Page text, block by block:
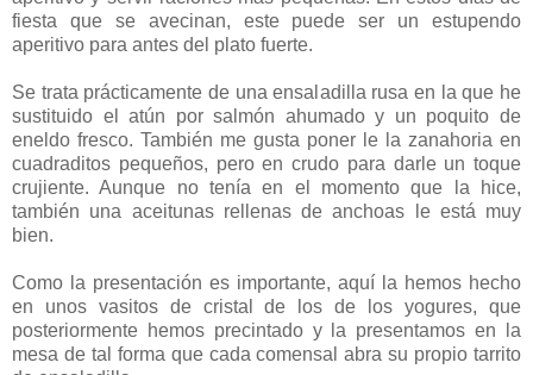
fiesta que se avecinan, este puede ser un estupendo
aperitivo para antes del plato fuerte.
Se trata prácticamente de una ensaladilla rusa en la que he
sustituido el atún por salmón ahumado y un poquito de
eneldo fresco. También me gusta poner le la zanahoria en
cuadraditos pequeños, pero en crudo para darle un toque
crujiente. Aunque no tenía en el momento que la hice,
también una aceitunas rellenas de anchoas le está muy
bien.
Como la presentación es importante, aquí la hemos hecho
en unos vasitos de cristal de los de los yogures, que
posteriormente hemos precintado y la presentamos en la
mesa de tal forma que cada comensal abra su propio tarrito